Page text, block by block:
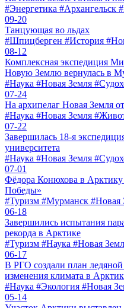
#Энергетика #Архангельск
09-20
Танцующая во льдах
#Шпицберген #История
08-12
Комплексная экспедиция
Новую Землю вернулась в
#Наука #Новая Земля
07-24
На архипелаг Новая Земля
#Наука #Новая Земля
07-22
Завершилась 18-я
университета
#Наука #Новая Земля
07-01
Фёдора Конюхова в Арктику
Победы»
#Туризм #Мурманск #Новая
06-18
Завершились испытания
рекорда в Арктике
#Туризм #Наука #Новая
06-17
В РГО создали план
изменения климата в
#Наука #Экология #Новая
05-14